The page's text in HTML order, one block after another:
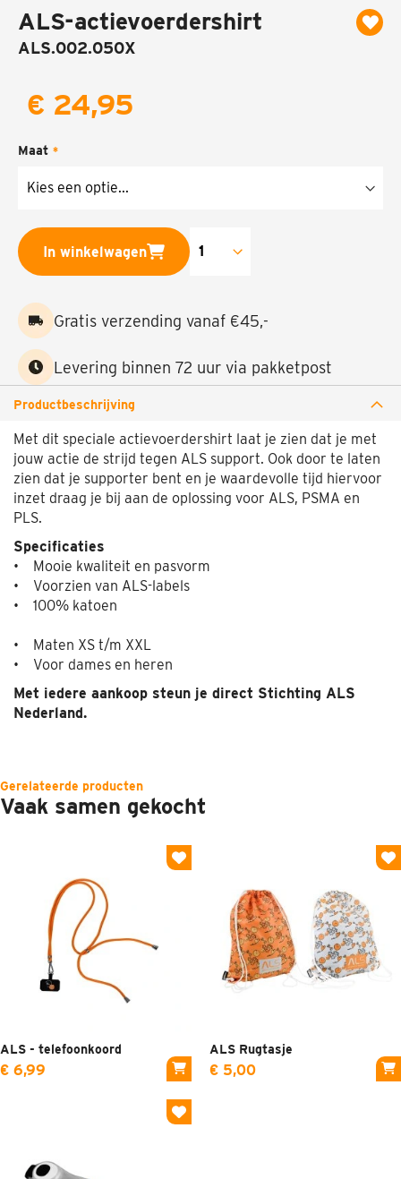
naar
begin
afbeeldingen-
ALS-actievoerdershirt
ALS.002.050X
€ 24,95
Maat
In winkelwagen
Gratis verzending vanaf €45,-
Levering binnen 72 uur via pakketpost
Productbeschrijving
Met dit speciale actievoerdershirt laat je zien dat je met
jouw actie de strijd tegen ALS support. Ook door te laten
zien dat je supporter bent en je waardevolle tijd hiervoor
inzet draag je bij aan de oplossing voor ALS, PSMA en
PLS.
Specificaties
• Mooie kwaliteit en pasvorm
• Voorzien van ALS-labels
• 100% katoen
• Maten XS t/m XXL
• Voor dames en heren
Met iedere aankoop steun je direct Stichting ALS
Nederland.
Gerelateerde producten
Vaak samen gekocht
ALS - telefoonkoord
€ 6,99
ALS Rugtasje
€ 5,00